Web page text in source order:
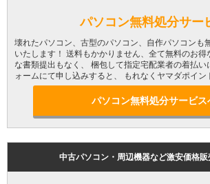
パソコン無料処分サー
壊れたパソコン、古型のパソコン、自作パソコンも
いたします！ 送料もかかりません、全て無料のお得
な書類提出もなく、 梱包して指定宅配業者の着払い
ォームにて申し込みすると、 もれなくヤマダポイン
パソコン無料処分サービス
中古パソコン・周辺機器など激安価格販